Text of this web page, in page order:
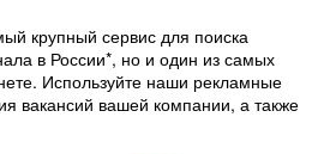
крупный сервис для поиска
в России*, но и один из самых
Используйте наши рекламные
вакансий вашей компании, а также